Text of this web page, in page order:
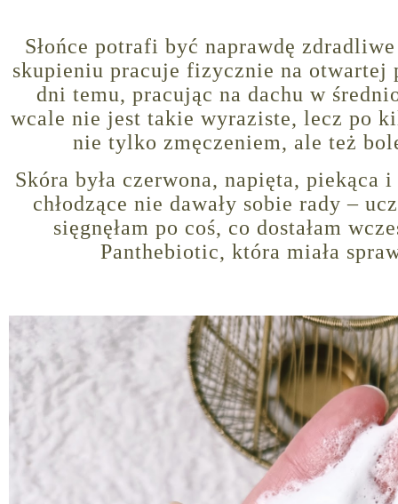
Słońce potrafi być naprawdę
skupieniu pracuje fizycznie na otwartej
dni temu, pracując na dachu w
wcale nie jest takie wyraziste, lecz po
nie tylko zmęczeniem, ale też
Skóra była czerwona, napięta,
chłodzące nie dawały sobie rady –
sięgnęłam po coś, co dostałam
Panthebiotic, która miała